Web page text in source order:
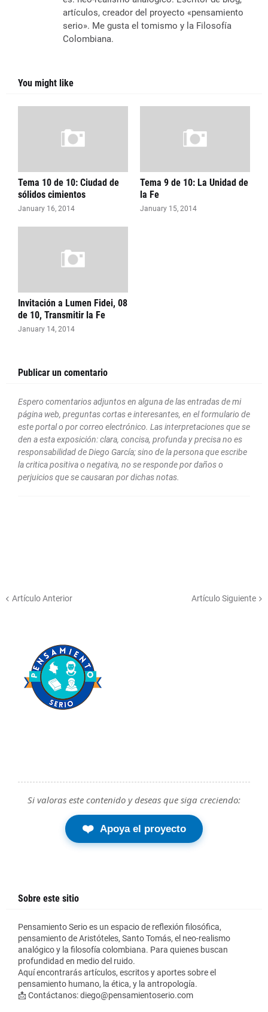
artículos, creador del proyecto «pensamiento
serio». Me gusta el tomismo y la Filosofía
Colombiana.
You might like
Tema 10 de 10: Ciudad de
sólidos cimientos
January 16, 2014
Tema 9 de 10: La Unidad de
la Fe
January 15, 2014
Invitación a Lumen Fidei, 08
de 10, Transmitir la Fe
January 14, 2014
Publicar un comentario
Espero comentarios adjuntos en alguna de las entradas de mi
página web, preguntas cortas e interesantes, en el formulario de
este portal o por correo electrónico. Las interpretaciones que se
den a esta exposición: clara, concisa, profunda y precisa no es
responsabilidad de Diego García; sino de la persona que escribe
la critica positiva o negativa, no se responde por daños o
perjuicios que se causaran por dichas notas.
Artículo Anterior Artículo Siguiente
Si valoras este contenido y deseas que siga creciendo:
❤️ Apoya el proyecto
Sobre este sitio
Pensamiento Serio es un espacio de reflexión filosófica,
pensamiento de Aristóteles, Santo Tomás, el neo-realismo
analógico y la filosofía colombiana. Para quienes buscan
profundidad en medio del ruido.
Aquí encontrarás artículos, escritos y aportes sobre el
pensamiento humano, la ética, y la antropología.
📩 Contáctanos: diego@pensamientoserio.com